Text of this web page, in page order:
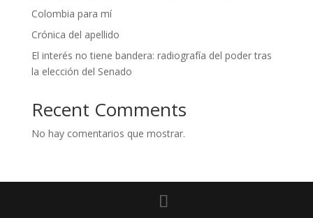
Colombia para mí
Crónica del apellido
El interés no tiene bandera: radiografía del poder tras
la elección del Senado
Recent Comments
No hay comentarios que mostrar.